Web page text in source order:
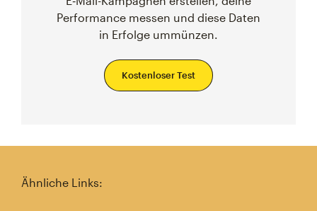
Performance messen und diese Daten
in Erfolge ummünzen.
Kostenloser Test
Ähnliche Links: